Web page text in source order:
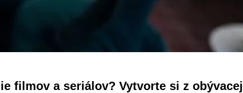
filmov a seriálov? Vytvorte si z obývacej